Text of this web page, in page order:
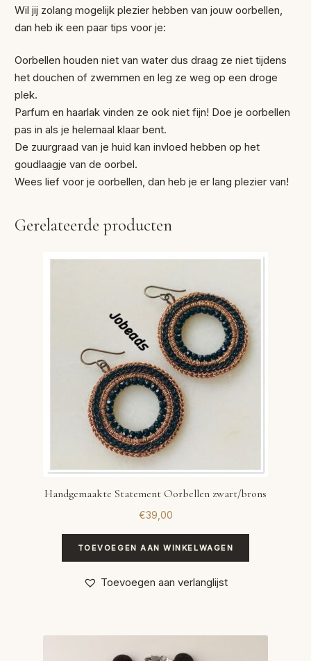
Wil jij zolang mogelijk plezier hebben van jouw oorbellen,
dan heb ik een paar tips voor je:
Oorbellen houden niet van water dus draag ze niet tijdens
het douchen of zwemmen en leg ze weg op een droge
plek.
Parfum en haarlak vinden ze ook niet fijn! Doe je oorbellen
pas in als je helemaal klaar bent.
De zuurgraad van je huid kan invloed hebben op het
goudlaagje van de oorbel.
Wees lief voor je oorbellen, dan heb je er lang plezier van!
Gerelateerde producten
Handgemaakte Statement Oorbellen zwart/brons
€39,00
TOEVOEGEN AAN WINKELWAGEN
Toevoegen aan verlanglijst